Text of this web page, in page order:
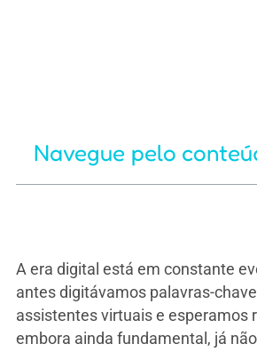
Navegue pelo
A era digital está em constante
antes digitávamos palavras-
assistentes virtuais e esperamos
embora ainda fundamental, já